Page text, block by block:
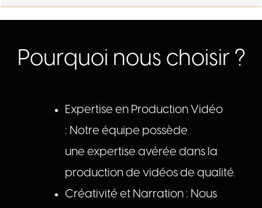
Pourquoi nous choisir ?
Expertise en Production Vidéo
: Notre équipe possède
une expertise avérée dans la
production de vidéos de qualité.
Créativité et Narration : Nous